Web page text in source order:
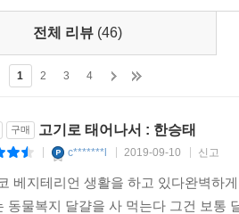
지를 상상하는 것이 힘든 일이라면
앞에선 영원불변의 을일 테니 말이
지만 치료 같은 건 없었다. 어떤 개는
엔 눈에 이상이 생긴 개가 많았다. 가
르는 미국의 어느 동물 복지 농장은
전체 리뷰 (46)
1 2 3 4
구매 고기로 태어나서 : 한승태
c*******l 2019-09-10 신고
베지테리언 생활을 하고 있다완벽하
동물복지 달걀을 사 먹는다 그건 보통